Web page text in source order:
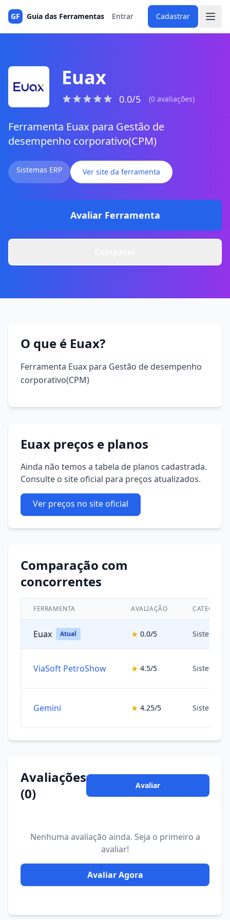
GF Guia das Ferramentas Entrar Cadastrar
Euax
0.0/5 (0 avaliações)
Ferramenta Euax para Gestão de
desempenho corporativo(CPM)
Sistemas ERP Ver site da ferramenta
Avaliar Ferramenta
O que é Euax?
Ferramenta Euax para Gestão de desempenho
corporativo(CPM)
Euax preços e planos
Ainda não temos a tabela de planos cadastrada.
Consulte o site oficial para preços atualizados.
Ver preços no site oficial
Comparação com
concorrentes
FERRAMENTA AVALIAÇÃO CATEGORIA
Euax Atual ★ 0.0/5 Sistemas
ViaSoft PetroShow ★ 4.5/5 Sistemas
Gemini ★ 4.25/5 Sistemas
Avaliações
(0)
Avaliar
Nenhuma avaliação ainda. Seja o primeiro a
avaliar!
Avaliar Agora